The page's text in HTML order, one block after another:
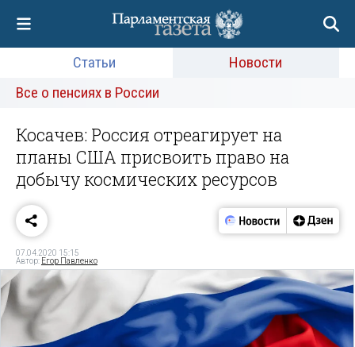
Статьи
Новости
Все о пенсиях в России
Косачев: Россия отреагирует на
планы США присвоить право на
добычу космических ресурсов
07.04.2020 15:15
Автор: Егор Павленко